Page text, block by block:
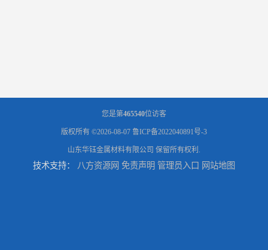
您是第465540位访客
版权所有 ©2026-08-07 鲁ICP备2022040891号-3
山东华钰金属材料有限公司 保留所有权利.
技术支持： 八方资源网 免责声明 管理员入口 网站地图